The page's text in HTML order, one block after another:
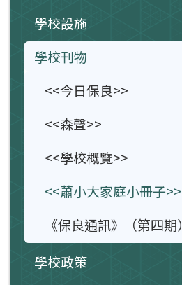
學校設施
學校刊物
<<今日保良>>
<<森聲>>
<<學校概覽>>
<<蕭小大家庭小冊子>>
《保良通訊》（第四期）
學校政策